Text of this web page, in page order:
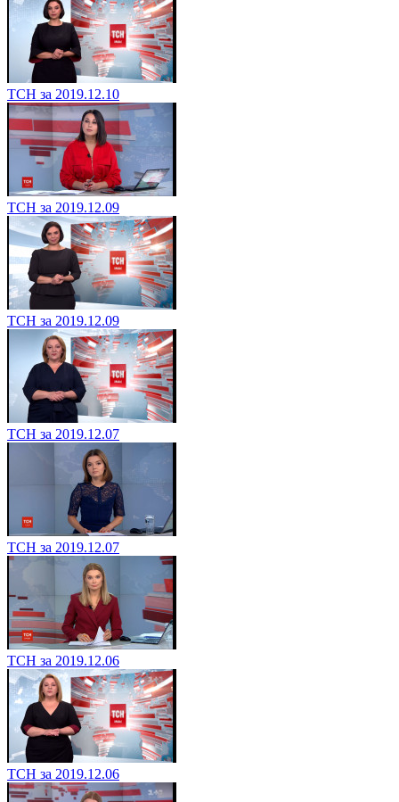
ТСН за 2019.12.10
ТСН за 2019.12.09
ТСН за 2019.12.09
ТСН за 2019.12.07
ТСН за 2019.12.07
ТСН за 2019.12.06
ТСН за 2019.12.06